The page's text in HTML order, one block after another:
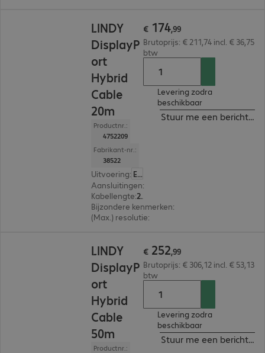
LINDY
DisplayP
ort
Hybrid
Cable
20m
Productnr.:
4752209
Fabrikant-nr.:
38522
Uitvoering: Europa
Aansluitingen:
Kabellengte: 20 m
Bijzondere kenmerken:
(Max.) resolutie:
€ 174,99
Brutoprijs: € 211,74 incl. € 36,75
btw
Levering zodra
beschikbaar
Stuur me een bericht
LINDY
DisplayP
ort
Hybrid
Cable
50m
Productnr.:
€ 252,99
Brutoprijs: € 306,12 incl. € 53,13
btw
Levering zodra
beschikbaar
Stuur me een bericht